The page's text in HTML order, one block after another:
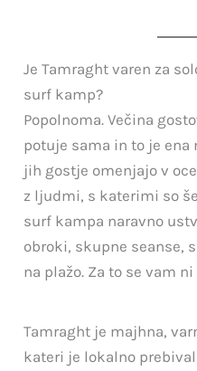
Je Tamraght varen za
surf kamp?
Popolnoma. Večina
potuje sama in to je
jih gostje omenjajo v
z ljudmi, s katerimi so
surf kampa naravno
obroki, skupne seanse,
na plažo. Za to se vam
Tamraght je majhna,
kateri je lokalno